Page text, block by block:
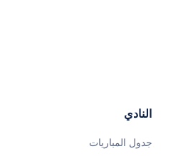
النادي
جدول المباريات